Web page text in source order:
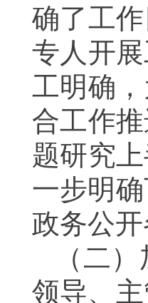
确了工
专人开
工明确
合工作
题研究
一步明
政务公
（二
领导、